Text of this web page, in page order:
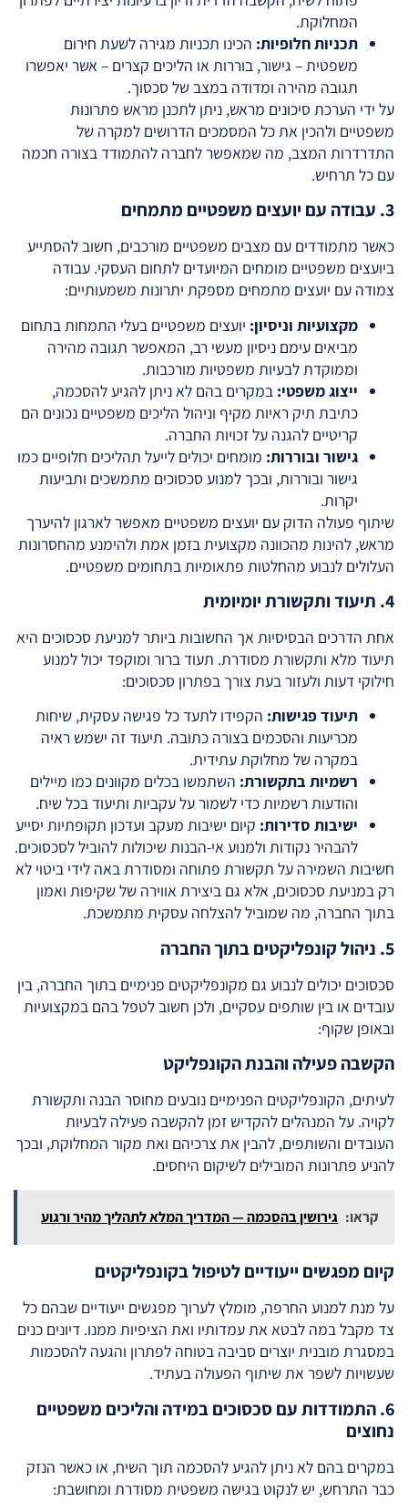
המחלוקת.
תכניות חלופיות: הכינו תכניות מגירה לשעת חירום
משפטית – גישור, בוררות או הליכים קצרים – אשר יאפשרו
תגובה מהירה ומדודה במצב של סכסוך.
על ידי הערכת סיכונים מראש, ניתן לתכנן מראש פתרונות
משפטיים ולהכין את כל המסמכים הדרושים למקרה של
התדרדרות המצב, מה שמאפשר לחברה להתמודד בצורה חכמה
עם כל תרחיש.
3. עבודה עם יועצים משפטיים מתמחים
כאשר מתמודדים עם מצבים משפטיים מורכבים, חשוב להסתייע
ביועצים משפטיים מומחים המיועדים לתחום העסקי. עבודה
צמודה עם יועצים מתמחים מספקת יתרונות משמעותיים:
מקצועיות וניסיון: יועצים משפטיים בעלי התמחות בתחום
מביאים עימם ניסיון מעשי רב, המאפשר תגובה מהירה
וממוקדת לבעיות משפטיות מורכבות.
ייצוג משפטי: במקרים בהם לא ניתן להגיע להסכמה,
כתיבת תיק ראיות מקיף וניהול הליכים משפטיים נכונים הם
קריטיים להגנה על זכויות החברה.
גישור ובוררות: מומחים יכולים לייעל תהליכים חלופיים כמו
גישור ובוררות, ובכך למנוע סכסוכים מתמשכים ותביעות
יקרות.
שיתוף פעולה הדוק עם יועצים משפטיים מאפשר לארגון להיערך
מראש, להינות מהכוונה מקצועית בזמן אמת ולהימנע מהחסרונות
העלולים לנבוע מהחלטות פתאומיות בתחומים משפטיים.
4. תיעוד ותקשורת יומיומית
אחת הדרכים הבסיסיות אך החשובות ביותר למניעת סכסוכים היא
תיעוד מלא ותקשורת מסודרת. תעוד ברור ומוקפד יכול למנוע
חילוקי דעות ולעזור בעת צורך בפתרון סכסוכים:
תיעוד פגישות: הקפידו לתעד כל פגישה עסקית, שיחות
מכריעות והסכמים בצורה כתובה. תיעוד זה ישמש ראיה
במקרה של מחלוקת עתידית.
רשמיות בתקשורת: השתמשו בכלים מקוונים כמו מיילים
והודעות רשמיות כדי לשמור על עקביות ותיעוד בכל שיח.
ישיבות סדירות: קיום ישיבות מעקב ועדכון תקופתיות יסייע
להבהיר נקודות ולמנוע אי-הבנות שיכולות להוביל לסכסוכים.
חשיבות השמירה על תקשורת פתוחה ומסודרת באה לידי ביטוי לא
רק במניעת סכסוכים, אלא גם ביצירת אווירה של שקיפות ואמון
בתוך החברה, מה שמוביל להצלחה עסקית מתמשכת.
5. ניהול קונפליקטים בתוך החברה
סכסוכים יכולים לנבוע גם מקונפליקטים פנימיים בתוך החברה, בין
עובדים או בין שותפים עסקיים, ולכן חשוב לטפל בהם במקצועיות
ובאופן שקוף:
הקשבה פעילה והבנת הקונפליקט
לעיתים, הקונפליקטים הפנימיים נובעים מחוסר הבנה ותקשורת
לקויה. על המנהלים להקדיש זמן להקשבה פעילה לבעיות
העובדים והשותפים, להבין את צרכיהם ואת מקור המחלוקת, ובכך
להניע פתרונות המובילים לשיקום היחסים.
קראו: גירושין בהסכמה — המדריך המלא לתהליך מהיר ורגוע
קיום מפגשים ייעודיים לטיפול בקונפליקטים
על מנת למנוע החרפה, מומלץ לערוך מפגשים ייעודיים שבהם כל
צד מקבל במה לבטא את עמדותיו ואת הציפיות ממנו. דיונים כנים
במסגרת מובנית יוצרים סביבה בטוחה לפתרון והגעה להסכמות
שעשויות לשפר את שיתוף הפעולה בעתיד.
6. התמודדות עם סכסוכים במידה והליכים משפטיים
נחוצים
במקרים בהם לא ניתן להגיע להסכמה תוך השיח, או כאשר הנזק
כבר התרחש, יש לנקוט בגישה משפטית מסודרת ומחושבת: